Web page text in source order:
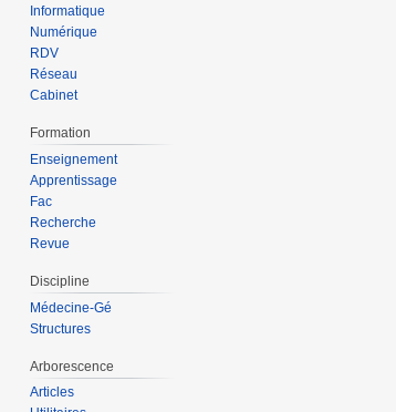
Informatique
Numérique
RDV
Réseau
Cabinet
Formation
Enseignement
Apprentissage
Fac
Recherche
Revue
Discipline
Médecine-Gé
Structures
Arborescence
Articles